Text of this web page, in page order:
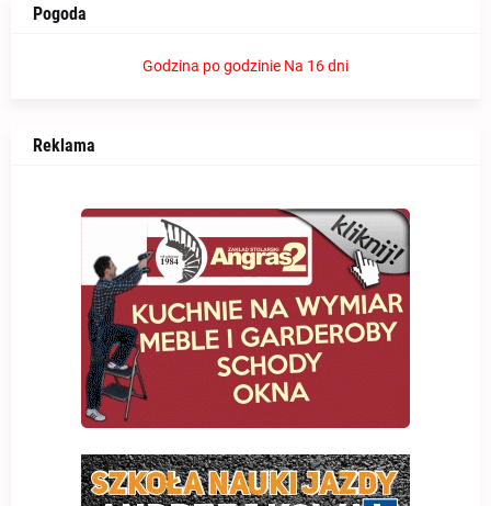
Pogoda
Godzina po godzinie Na 16 dni
Reklama